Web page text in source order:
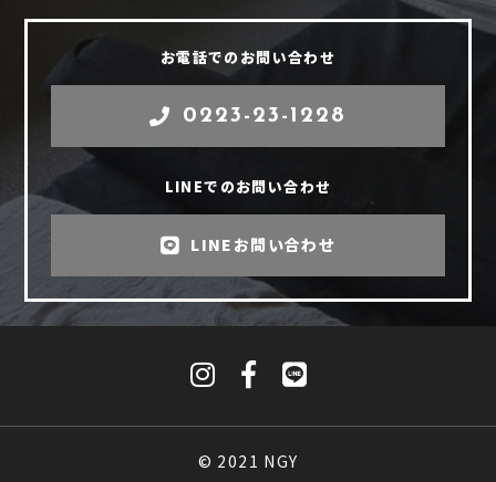
お電話でのお問い合わせ
0223-23-1228
LINEでのお問い合わせ
LINEお問い合わせ
© 2021 NGY